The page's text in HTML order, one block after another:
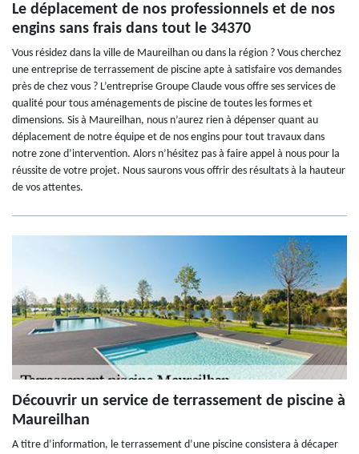
Le déplacement de nos professionnels et de nos
engins sans frais dans tout le 34370
Vous résidez dans la ville de Maureilhan ou dans la région ? Vous cherchez
une entreprise de terrassement de piscine apte à satisfaire vos demandes
près de chez vous ? L’entreprise Groupe Claude vous offre ses services de
qualité pour tous aménagements de piscine de toutes les formes et
dimensions. Sis à Maureilhan, nous n’aurez rien à dépenser quant au
déplacement de notre équipe et de nos engins pour tout travaux dans
notre zone d’intervention. Alors n’hésitez pas à faire appel à nous pour la
réussite de votre projet. Nous saurons vous offrir des résultats à la hauteur
de vos attentes.
Découvrir un service de terrassement de piscine à
Maureilhan
A titre d’information, le terrassement d’une piscine consistera à décaper